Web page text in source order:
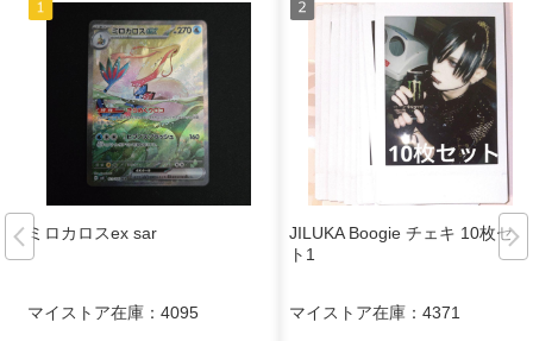
ミロカロスex sar
マイストア在庫： 4095
JILUKA Boogie チェキ 10枚セッ
ト1
マイストア在庫： 4371